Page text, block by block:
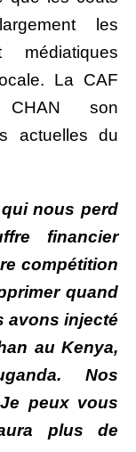
les
médiatiques
La CAF
CHAN son
actuelles du
nous perd
financier
compétition
quand
avons injecté
au Kenya,
Nos
peux vous
plus de